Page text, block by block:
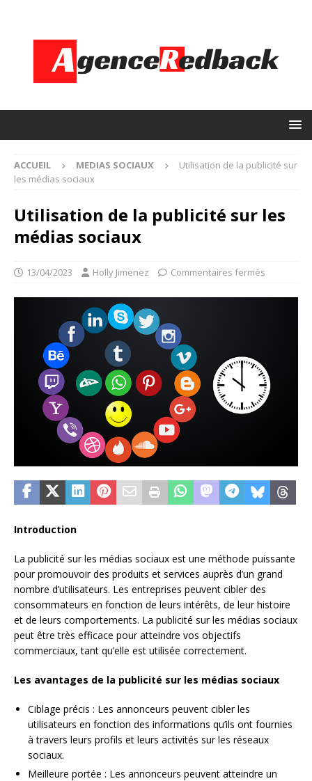
ACCUEIL MEDIAS SOCIAUX
Utilisation de la publicité sur
les médias sociaux
Utilisation de la publicité sur les
médias sociaux
13/04/2023 Holly Jimenez Commentaires fermés
Introduction
La publicité sur les médias sociaux est une méthode puissante
pour promouvoir des produits et services auprès d’un grand
nombre d’utilisateurs. Les entreprises peuvent cibler des
consommateurs en fonction de leurs intérêts, de leur histoire
et de leurs comportements. La publicité sur les médias sociaux
peut être très efficace pour atteindre vos objectifs
commerciaux, tant qu’elle est utilisée correctement.
Les avantages de la publicité sur les médias sociaux
Ciblage précis : Les annonceurs peuvent cibler les
utilisateurs en fonction des informations qu’ils ont fournies
à travers leurs profils et leurs activités sur les réseaux
sociaux.
Meilleure portée : Les annonceurs peuvent atteindre un